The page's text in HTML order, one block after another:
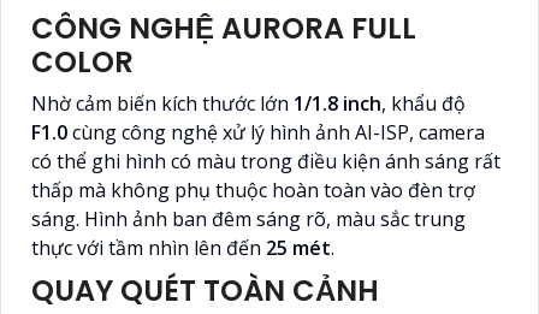
CÔNG NGHỆ AURORA FULL
COLOR
Nhờ cảm biến kích thước lớn 1/1.8 inch, khẩu độ
F1.0cùng công nghệ xử lý hình ảnh AI-ISP, camera
có thể ghi hình có màu trong điều kiện ánh sáng rất
thấp mà không phụ thuộc hoàn toàn vào đèn trợ
sáng. Hình ảnh ban đêm sáng rõ, màu sắc trung
thực với tầm nhìn lên đến 25 mét.
QUAY QUÉT TOÀN CẢNH